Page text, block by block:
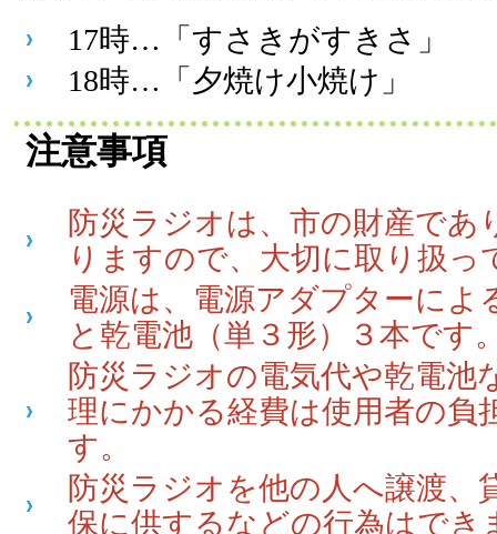
17時…「すさきがすきさ」
18時…「夕焼け小焼け」
注意事項
防災ラジオは、市の財産であ
りますので、大切に取り扱っ
電源は、電源アダプターによ
と乾電池（単３形）３本です
防災ラジオの電気代や乾電池
理にかかる経費は使用者の負
す。
防災ラジオを他の人へ譲渡、
保に供するなどの行為はでき